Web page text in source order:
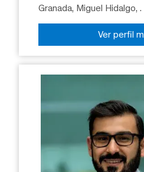
Granada, Miguel Hidalgo, .
Ver perfil